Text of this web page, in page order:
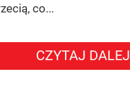
co...
CZYTAJ DALEJ